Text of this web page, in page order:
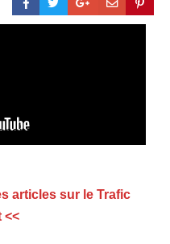
de nombreuses
articles sur le Trafic
<<